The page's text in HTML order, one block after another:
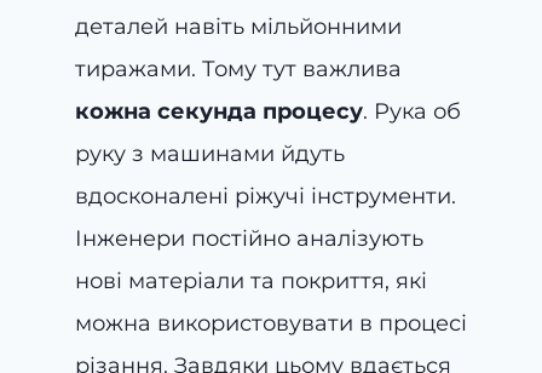
деталей навіть мільйонними
тиражами. Тому тут важлива
кожна секунда процесу. Рука об
руку з машинами йдуть
вдосконалені ріжучі інструменти.
Інженери постійно аналізують
нові матеріали та покриття, які
можна використовувати в процесі
різання. Завдяки цьому вдається